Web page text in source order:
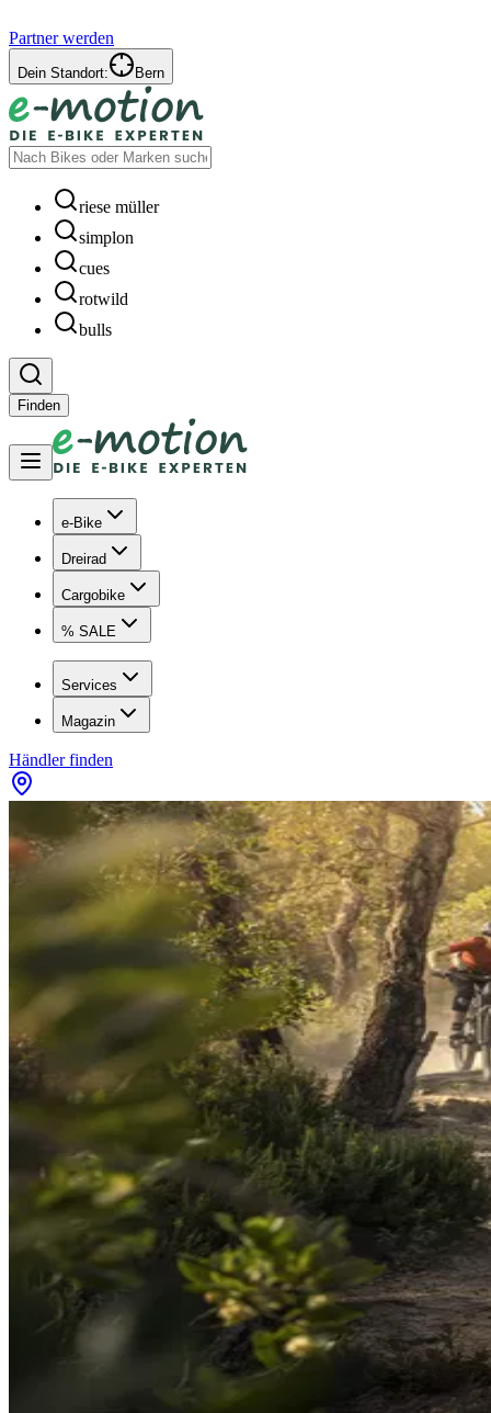
Partner werden
Dein Standort: Bern
riese müller
simplon
cues
rotwild
bulls
Finden
e-Bike
Dreirad
Cargobike
% SALE
Services
Magazin
Händler finden